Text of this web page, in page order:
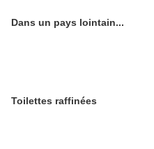
Dans un pays lointain...
Toilettes raffinées